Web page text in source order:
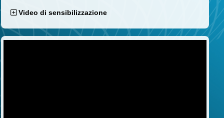
Video di sensibilizzazione